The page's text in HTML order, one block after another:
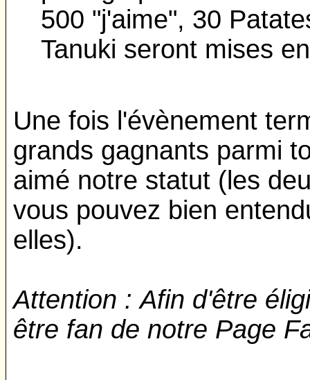
500 "j'aime", 30
Tanuki seront mises
Une fois l'évènement
grands gagnants parmi
aimé notre statut (les
vous pouvez bien
elles).
Attention :Afin d'être
être fan de notre Page